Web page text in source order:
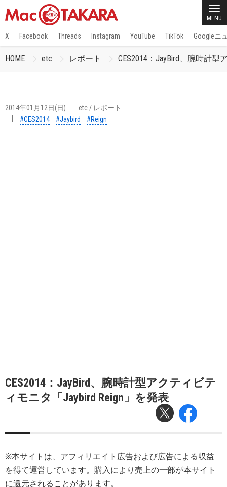
MENU
X Facebook Threads Instagram YouTube TikTok Googleニ
HOME etc レポート CES2014：JayBird、腕時計型
2014年01月12日(日) etc/ レポート
#CES2014
#Jaybird #Reign
CES2014：JayBird、腕時計型アクティビテ
ィモニタ「Jaybird Reign」を発表
※本サイトは、アフィリエイト広告および広告による収益
を得て運営しています。購入により売上の一部が本サイト
に還元されることがあります。